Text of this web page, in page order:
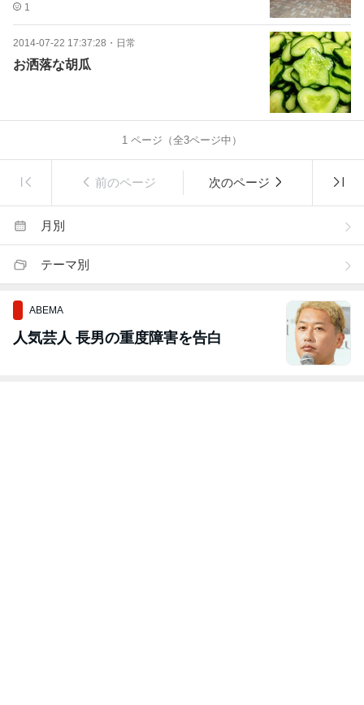
1
2014-07-22 17:37:28 ・ 日常
お洒落な胡瓜
1 ページ（全3ページ中）
前のページ 次のページ
月別
テーマ別
ABEMA
人気芸人 長男の重度障害を告白